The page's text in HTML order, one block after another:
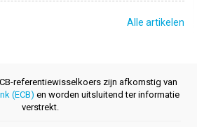
Alle artikelen
referentiewisselkoers zijn afkomstig van
(ECB) en worden uitsluitend ter informatie
verstrekt.